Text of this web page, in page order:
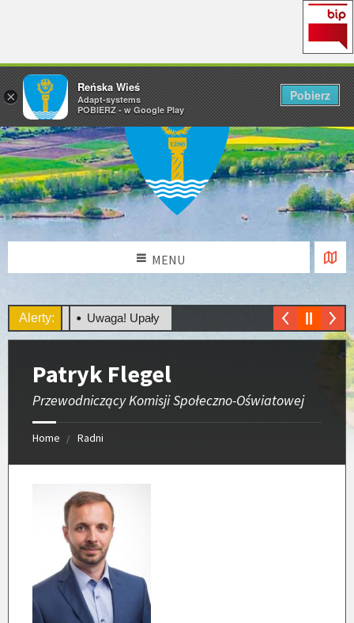
×
Reńska Wieś
Adapt-systems
POBIERZ - w Google Play
Pobierz
MENU
Alerty: Uwaga! Upały
Patryk Flegel
Przewodniczący Komisji Społeczno-Oświatowej
Home Radni